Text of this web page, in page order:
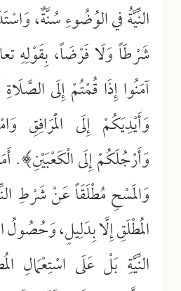
النِّيَّةُ في الوُضُوءِ سُنَّةٌ،
شَرْطَاً وَلَا فَرْضَاً، بِقَوْلِهِ
آمَنُوا إِذَا قُمْتُمْ إِلَى
وَأَيْدِيَكُمْ إِلَى الْمَرَافِقِ
وَأَرْجُلَكُمْ إِلَى الْكَعْبَيْنِ﴾.
وَالمَسْحِ مُطْلَقَاً عَنْ شَرْطِ
المُطْلَقِ إِلَّا بِدَلِيلٍ، وَحُصُولُ
النِّيَّةِ بَلْ عَلَى اسْتِعْمَالِ